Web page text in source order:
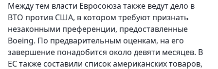
Между тем власти Евросоюза также ведут дело в
ВТО против США, в котором требуют признать
незаконными преференции, предоставленные
Boeing. По предварительным оценкам, на его
завершение понадобится около девяти месяцев. В
ЕС также составили список американских товаров,